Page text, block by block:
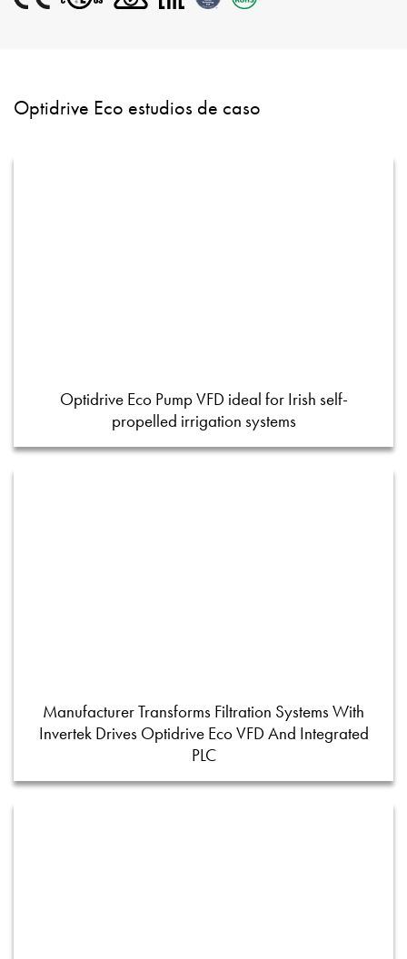
Optidrive Eco estudios de caso
Optidrive Eco Pump VFD ideal for Irish self-
propelled irrigation systems
Manufacturer Transforms Filtration Systems With
Invertek Drives Optidrive Eco VFD And Integrated
PLC